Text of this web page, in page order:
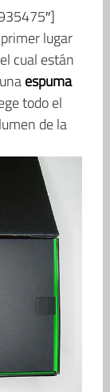
lugar
cual están
espuma
todo el
de la